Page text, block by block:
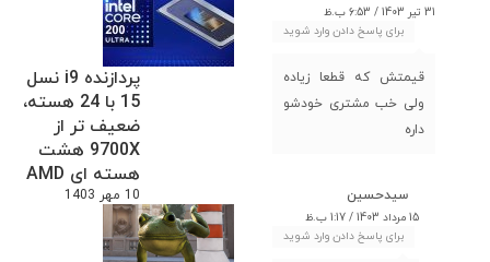
پردازنده i9 نسل
15 با 24 هسته،
ضعیف تر از
9700X هشت
هسته ای AMD
10 مهر 1403
31 تیر 1403 / 6:53 ب.ظ
برای پاسخ دادن وارد شوید
قیمتش که قطعا زیاده
ولی خب مشتری خودشو
داره
سیدحسین
15 مرداد 1403 / 1:17 ب.ظ
برای پاسخ دادن وارد شوید